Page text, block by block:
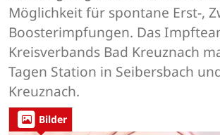
Möglichkeit für spontane Erst-,
Boosterimpfungen. Das
Kreisverbands Bad Kreuznach
Tagen Station in Seibersbach
Kreuznach.
Bilder